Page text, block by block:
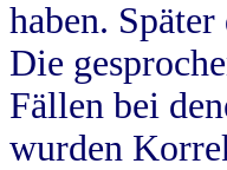
haben.
Die
Fällen bei
wurden